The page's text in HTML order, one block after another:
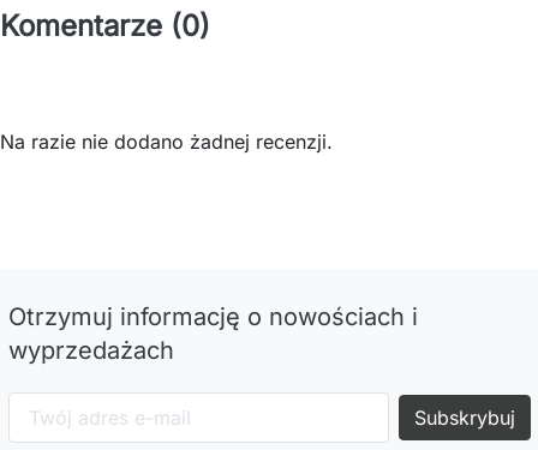
Komentarze (0)
Na razie nie dodano żadnej recenzji.
Otrzymuj informację o nowościach i
wyprzedażach